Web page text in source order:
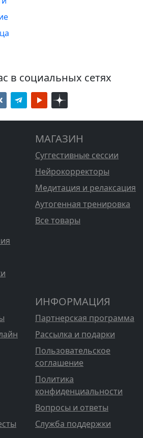
в социальных сетях
МАГАЗИН
Суггестивные сессии
Нейрокорректоры
Медитация и релаксация
Аутогенная тренировка
Все товары
ИНФОРМАЦИЯ
Партнерская программа
Рассылка и подарки
Пользовательское
соглашение
Политика
конфиденциальности
Вопросы и ответы
Служба поддержки